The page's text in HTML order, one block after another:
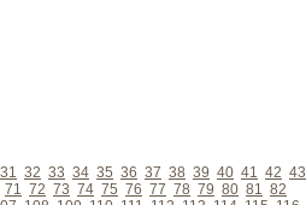
31 32 33 34 35 36 37 38 39 40 41 42 43
71 72 73 74 75 76 77 78 79 80 81 82